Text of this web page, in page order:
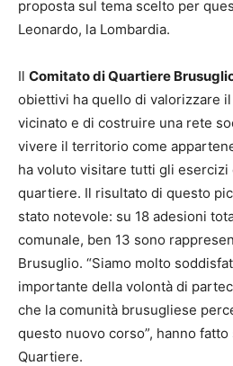
proposta sul tema scelto per
Leonardo, la Lombardia.
Il Comitato di Quartiere
obiettivi ha quello di valorizzare
vicinato e di costruire una rete
vivere il territorio come
ha voluto visitare tutti gli esercizi
quartiere. Il risultato di questo
stato notevole: su 18 adesioni
comunale, ben 13 sono
Brusuglio. “Siamo molto
importante della volontà di
che la comunità brusugliese
questo nuovo corso”, hanno
Quartiere.